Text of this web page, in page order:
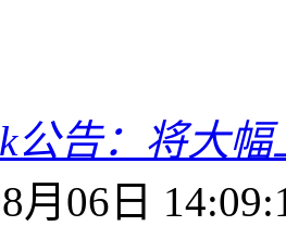
公告：将大
月06日